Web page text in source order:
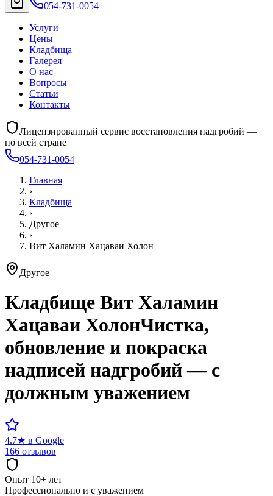
054-731-0054
Услуги
Цены
Кладбища
Галерея
О нас
Вопросы
Статьи
Контакты
Лицензированный сервис восстановления надгробий —
по всей стране
054-731-0054
Главная
›
Кладбища
›
Другое
›
Вит Халамин Хацаваи Холон
Другое
Кладбище Вит Халамин
Хацаваи ХолонЧистка,
обновление и покраска
надписей надгробий — с
должным уважением
4.7★ в Google
166 отзывов
Опыт 10+ лет
Профессионально и с уважением